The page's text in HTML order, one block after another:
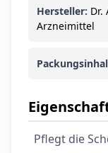
Hersteller: Dr.
Arzneimittel
Pflegt die